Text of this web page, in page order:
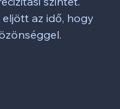
az idő, hogy